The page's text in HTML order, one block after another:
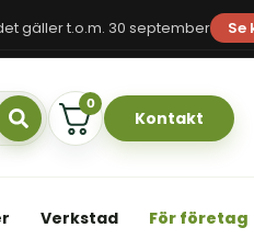
gäller t.o.m. 30 september Se
0
Kontakt
Verkstad För företag